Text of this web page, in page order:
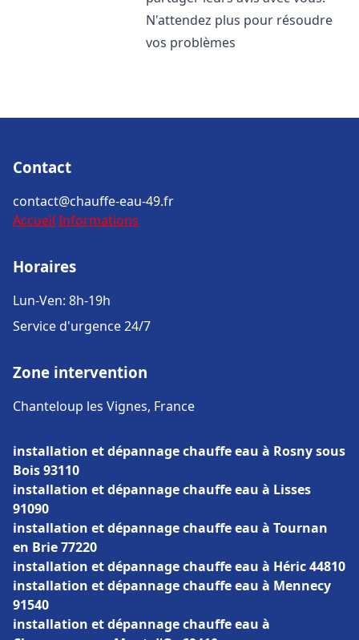
N'attendez plus pour résoudre
vos problèmes
Contact
contact@chauffe-eau-49.fr
Accueil Informations
Horaires
Lun-Ven: 8h-19h
Service d'urgence 24/7
Zone intervention
Chanteloup les Vignes, France
installation et dépannage chauffe eau à Rosny sous
Bois 93110
installation et dépannage chauffe eau à Lisses
91090
installation et dépannage chauffe eau à Tournan
en Brie 77220
installation et dépannage chauffe eau à Héric 44810
installation et dépannage chauffe eau à Mennecy
91540
installation et dépannage chauffe eau à